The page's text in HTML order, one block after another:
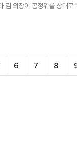
김 의장이 공정위를 상대
6 7 8